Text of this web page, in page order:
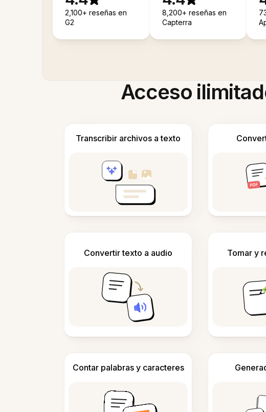
2,100+ reseñas en
G2
8,200+ reseñas en
Capterra
Acceso
Transcribir archivos a texto
Convertir texto a audio Tomar y
Contar palabras y caracteres